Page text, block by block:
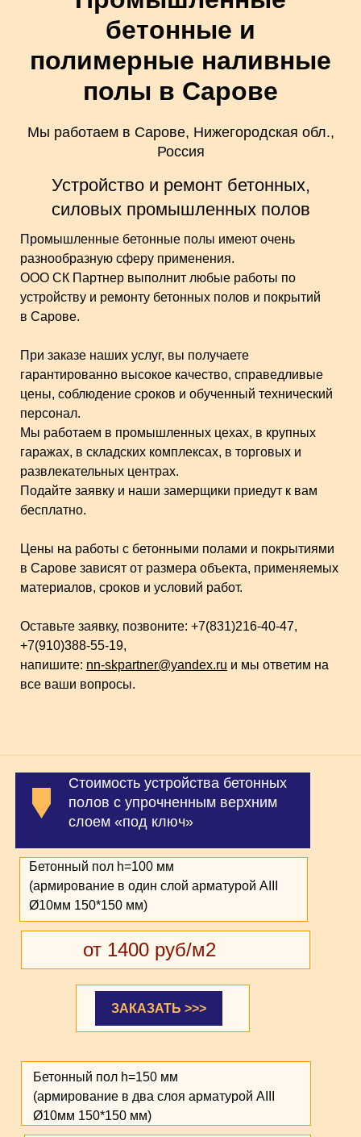
бетонные и
полимерные наливные
полы в Сарове
Мы работаем в Сарове, Нижегородская обл.,
Россия
Устройство и ремонт бетонных,
силовых промышленных полов
Промышленные бетонные полы имеют очень
разнообразную сферу применения.
ООО СК Партнер выполнит любые работы по
устройству и ремонту бетонных полов и покрытий
в Сарове.
При заказе наших услуг, вы получаете
гарантированно высокое качество, справедливые
цены, соблюдение сроков и обученный технический
персонал.
Мы работаем в промышленных цехах, в крупных
гаражах, в складских комплексах, в торговых и
развлекательных центрах.
Подайте заявку и наши замерщики приедут к вам
бесплатно.
Цены на работы с бетонными полами и покрытиями
в Сарове зависят от размера объекта, применяемых
материалов, сроков и условий работ.
Оставьте заявку, позвоните: +7(831)216-40-47,
+7(910)388-55-19,
напишите: nn-skpartner@yandex.ru и мы ответим на
все ваши вопросы.
ЗАКАЗАТЬ >>>
от 1400 руб/м2
Бетонный пол h=100 мм
(армирование в один слой арматурой АIII
Ø10мм 150*150 мм)
Стоимость устройства бетонных
полов с упрочненным верхним
слоем «под ключ»
Бетонный пол h=150 мм
(армирование в два слоя арматурой АIII
Ø10мм 150*150 мм)